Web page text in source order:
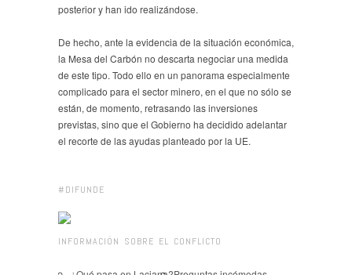
posterior y han ido realizándose.
De hecho, ante la evidencia de la situación económica,
la Mesa del Carbón no descarta negociar una medida
de este tipo. Todo ello en un panorama especialmente
complicado para el sector minero, en el que no sólo se
están, de momento, retrasando las inversiones
previstas, sino que el Gobierno ha decidido adelantar
el recorte de las ayudas planteado por la UE.
#DIFUNDE
INFORMACIÓN SOBRE EL CONFLICTO